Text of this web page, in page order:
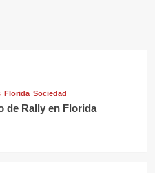
Florida Sociedad
de Rally en Florida